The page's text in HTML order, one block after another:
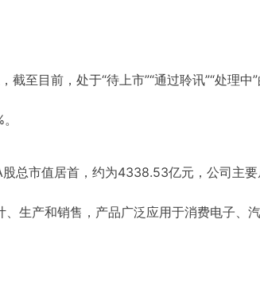
至目前，处于“待上市”“通过聆讯”“处理中
总市值居首，约为4338.53亿元，公司主
生产和销售，产品广泛应用于消费电子、